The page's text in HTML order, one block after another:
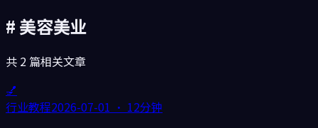
# 美容美业
共 2 篇相关文章
💅
行业教程2026-07-01 · 12分钟